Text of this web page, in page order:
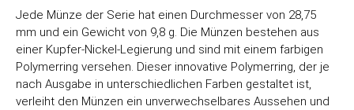
Jede Münze der Serie hat einen Durchmesser von 28,75
mm und ein Gewicht von 9,8 g. Die Münzen bestehen aus
einer Kupfer-Nickel-Legierung und sind mit einem farbigen
Polymerring versehen. Dieser innovative Polymerring, der je
nach Ausgabe in unterschiedlichen Farben gestaltet ist,
verleiht den Münzen ein unverwechselbares Aussehen und